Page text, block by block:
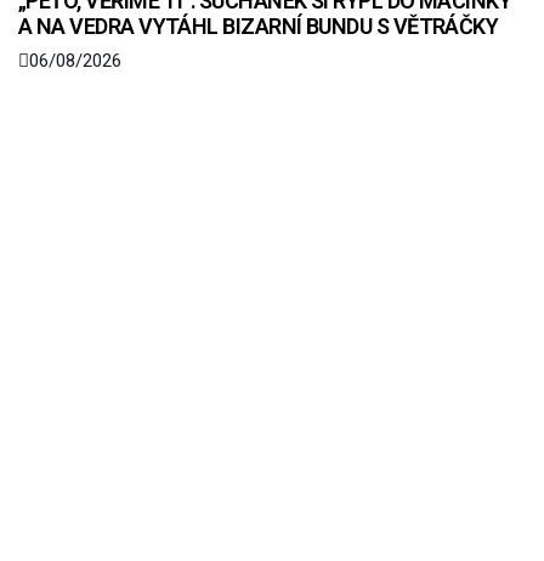
A NA VEDRA VYTÁHL BIZARNÍ BUNDU S VĚTRÁČKY
06/08/2026